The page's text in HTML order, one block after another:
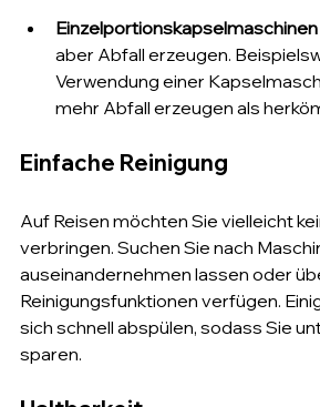
Einzelportionskapselmaschinen
aber Abfall erzeugen.
Verwendung einer
mehr Abfall erzeugen als
Einfache Reinigung
Auf Reisen möchten Sie vielleicht
verbringen. Suchen Sie nach
auseinandernehmen lassen oder
Reinigungsfunktionen verfügen.
sich schnell abspülen, sodass Sie
sparen.